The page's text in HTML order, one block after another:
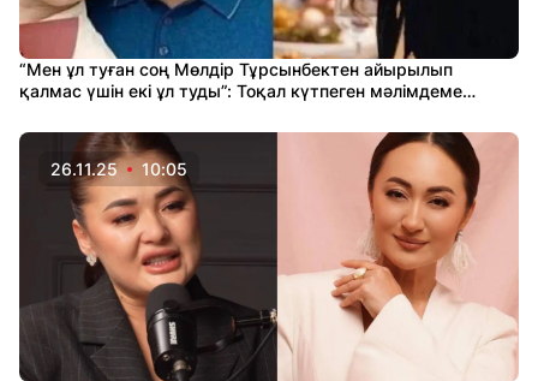
“Мен ұл туған соң Мөлдір Тұрсынбектен айырылып
қалмас үшін екі ұл туды”: Тоқал күтпеген мәлімдеме
26.11.25 10:05